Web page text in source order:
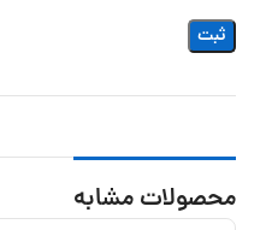
محصولات مشابه